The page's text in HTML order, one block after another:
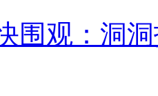
围观：洞